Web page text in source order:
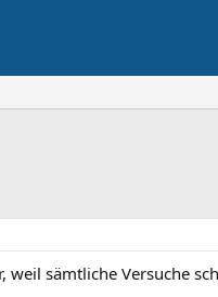
sämtliche Versuche